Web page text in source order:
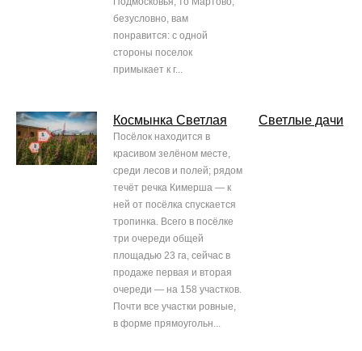
безусловно, вам
понравится: с одной
стороны поселок
примыкает к г...
Космынка Светлая
Посёлок находится в
красивом зелёном месте,
среди лесов и полей; рядом
течёт речка Кимерша — к
ней от посёлка спускается
тропинка. Всего в посёлке
три очереди общей
площадью 23 га, сейчас в
продаже первая и вторая
очереди — на 158 участков.
Почти все участки ровные,
в форме прямоугольн...
Светлые дачи